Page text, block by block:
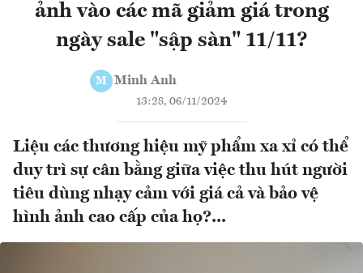
ảnh vào các mã giảm giá trong
ngày sale "sập sàn" 11/11?
M Minh Anh
13:28, 06/11/2024
Liệu các thương hiệu mỹ phẩm xa xỉ có thể
duy trì sự cân bằng giữa việc thu hút người
tiêu dùng nhạy cảm với giá cả và bảo vệ
hình ảnh cao cấp của họ?...